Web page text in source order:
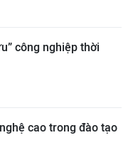
công nghiệp thời
cao trong đào tạo